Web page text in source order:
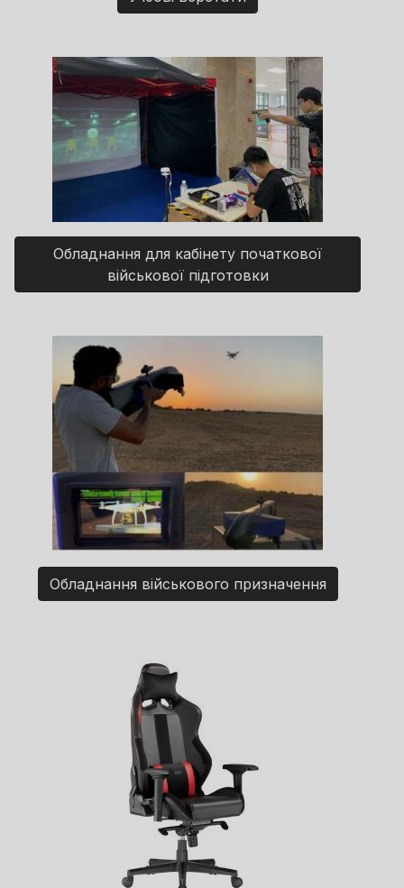
Обладнання для кабінету початкової
військової підготовки
Обладнання військового призначення